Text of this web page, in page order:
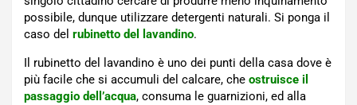
possibile, dunque utilizzare detergenti naturali. Si ponga il
caso del rubinetto del lavandino.
Il rubinetto del lavandino è uno dei punti della casa dove è
più facile che si accumuli del calcare, che ostruisce il
passaggio dell’acqua, consuma le guarnizioni, ed alla